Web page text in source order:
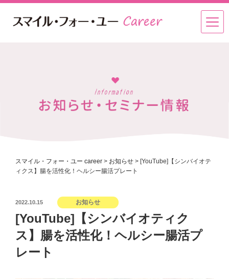
スマイル・フォー・ユー career > お知らせ > [YouTube]【シンバイオテ
ィクス】腸を活性化！ヘルシー腸活プレート
投
日:
2022.10.15 お知らせ
[YouTube]【シンバイオティク
ス】腸を活性化！ヘルシー腸活プ
レート